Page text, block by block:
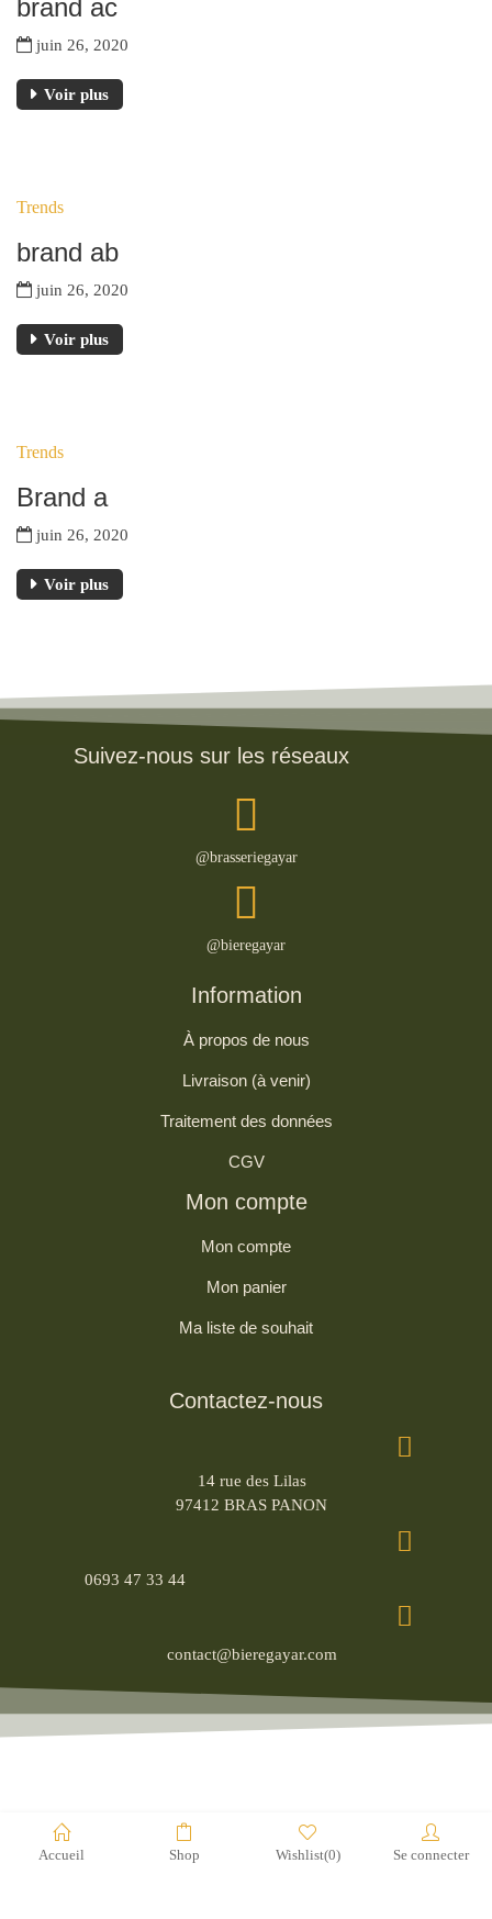
brand ac
juin 26, 2020
Voir plus
JUIN
Trends
brand ab
juin 26, 2020
Voir plus
JUIN
Trends
Brand a
juin 26, 2020
Voir plus
Suivez-nous sur les réseaux
@brasseriegayar
@bieregayar
Information
À propos de nous
Livraison (à venir)
Traitement des données
CGV
Mon compte
Mon compte
Mon panier
Ma liste de souhait
Contactez-nous
14 rue des Lilas
97412 BRAS PANON
0693 47 33 44
contact@bieregayar.com
© brasserie moka 2022
Accueil Shop Wishlist(0) Se connecter